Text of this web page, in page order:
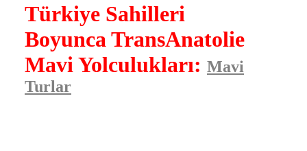
Türkiye Sahilleri
Boyunca TransAnatolie
Mavi Yolculukları: Mavi
Turlar